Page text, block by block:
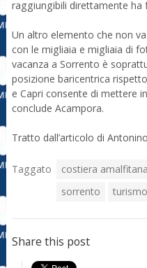
raggiungibili direttamente ha
Un altro elemento che non
con le migliaia e migliaia di
vacanza a Sorrento è
posizione baricentrica
e Capri consente di mettere
conclude Acampora.
Tratto dall’articolo di
Taggato costiera amalfitana
sorrento
turismo
Share this post